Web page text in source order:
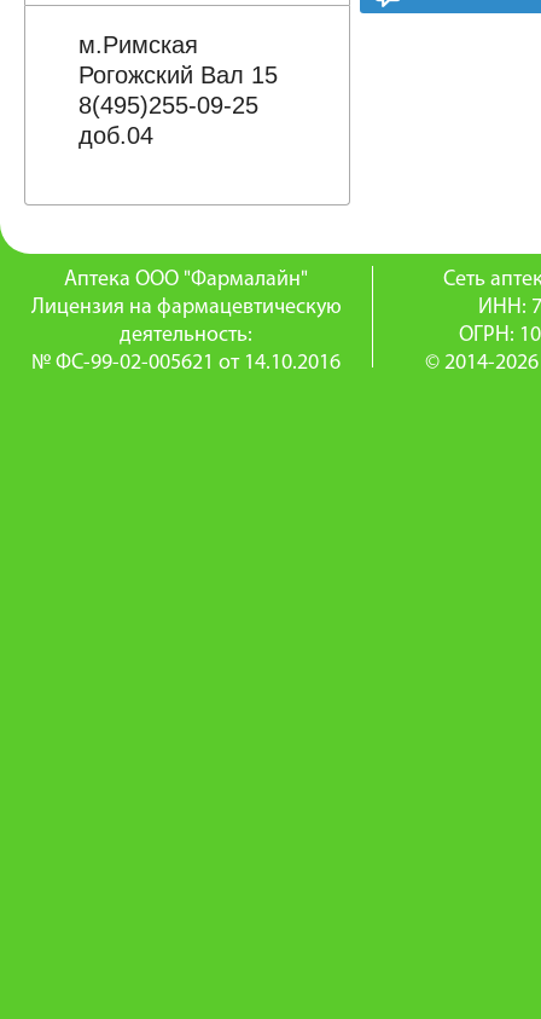
м.Римская
Рогожский Вал 15
8(495)255-09-25
доб.04
Аптека ООО "Фармалайн"
Лицензия на фармацевтическую
деятельность:
№ ФС-99-02-005621 от 14.10.2016
Сеть
ИНН:
ОГРН:
© 2014-